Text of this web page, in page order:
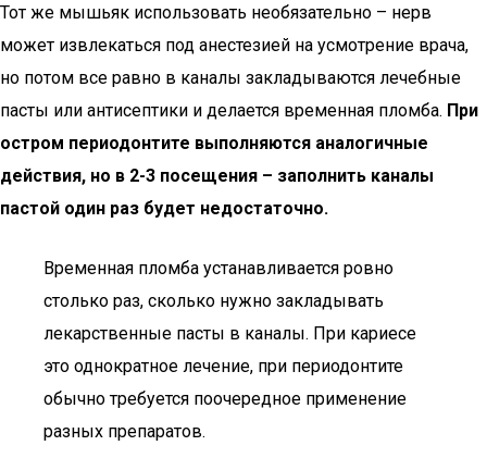
Тот же мышьяк использовать необязательно – нерв
может извлекаться под анестезией на усмотрение врача,
но потом все равно в каналы закладываются лечебные
пасты или антисептики и делается временная пломба. При
остром периодонтите выполняются аналогичные
действия, но в 2-3 посещения – заполнить каналы
пастой один раз будет недостаточно.
Временная пломба устанавливается ровно
столько раз, сколько нужно закладывать
лекарственные пасты в каналы. При кариесе
это однократное лечение, при периодонтите
обычно требуется поочередное применение
разных препаратов.